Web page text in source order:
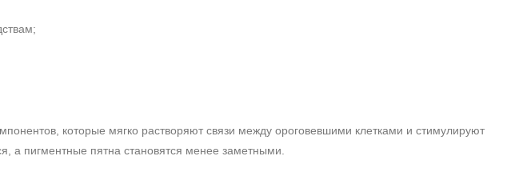
которые мягко растворяют связи между ороговевшими клетками и стимулируют
а пигментные пятна становятся менее заметными.